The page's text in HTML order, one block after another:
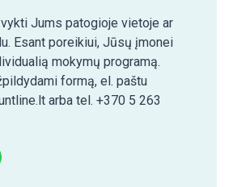
Jums patogioje vietoje ar
Esant poreikiui, Jūsų įmonei
mokymų programą.
formą, el. paštu
arba tel. +370 5 263